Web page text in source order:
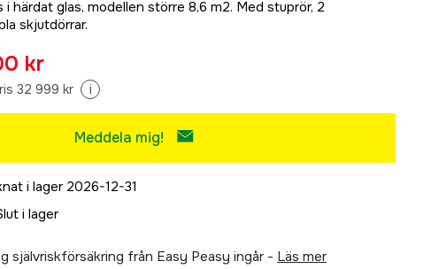
härdat glas, modellen större 8,6 m2. Med stuprör, 2
skjutdörrar.
kr
32 999 kr i
Meddela mig!
i lager 2026-12-31
i lager
självriskförsäkring från Easy Peasy ingår - läs mer